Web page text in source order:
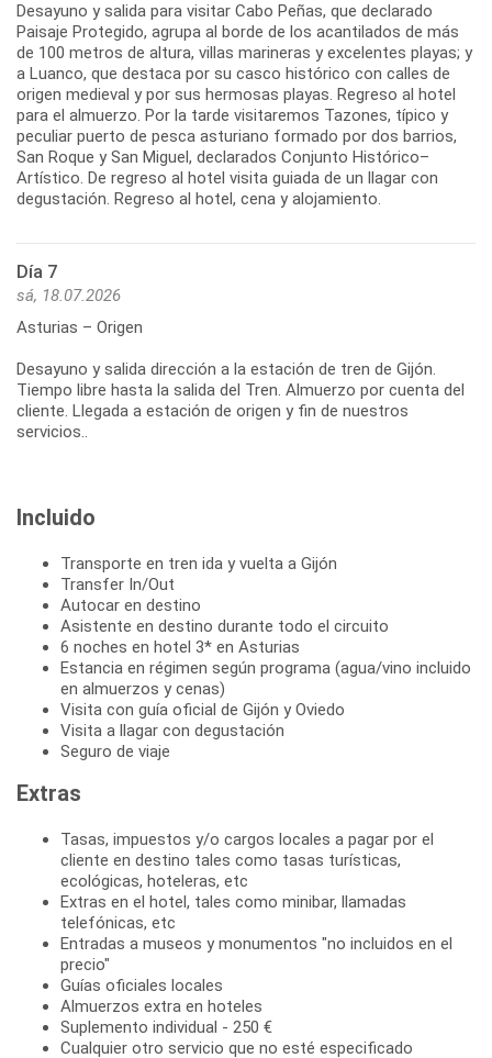
Desayuno y salida para visitar Cabo Peñas, que declarado
Paisaje Protegido, agrupa al borde de los acantilados de más
de 100 metros de altura, villas marineras y excelentes playas; y
a Luanco, que destaca por su casco histórico con calles de
origen medieval y por sus hermosas playas. Regreso al hotel
para el almuerzo. Por la tarde visitaremos Tazones, típico y
peculiar puerto de pesca asturiano formado por dos barrios,
San Roque y San Miguel, declarados Conjunto Histórico–
Artístico. De regreso al hotel visita guiada de un llagar con
degustación. Regreso al hotel, cena y alojamiento.
Día 7
sá, 18.07.2026
Asturias – Origen
Desayuno y salida dirección a la estación de tren de Gijón.
Tiempo libre hasta la salida del Tren. Almuerzo por cuenta del
cliente. Llegada a estación de origen y fin de nuestros
servicios..
Incluido
Transporte en tren ida y vuelta a Gijón
Transfer In/Out
Autocar en destino
Asistente en destino durante todo el circuito
6 noches en hotel 3* en Asturias
Estancia en régimen según programa (agua/vino incluido
en almuerzos y cenas)
Visita con guía oficial de Gijón y Oviedo
Visita a llagar con degustación
Seguro de viaje
Extras
Tasas, impuestos y/o cargos locales a pagar por el
cliente en destino tales como tasas turísticas,
ecológicas, hoteleras, etc
Extras en el hotel, tales como minibar, llamadas
telefónicas, etc
Entradas a museos y monumentos "no incluidos en el
precio"
Guías oficiales locales
Almuerzos extra en hoteles
Suplemento individual - 250 €
Cualquier otro servicio que no esté especificado